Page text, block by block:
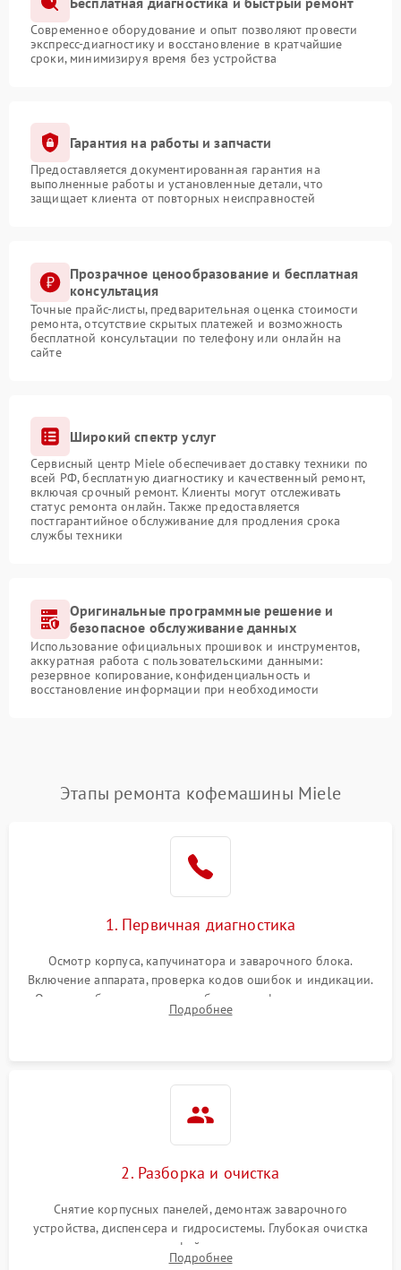
Современное оборудование и опыт позволяют провести
экспресс-диагностику и восстановление в кратчайшие
сроки, минимизируя время без устройства
Гарантия на работы и запчасти
Предоставляется документированная гарантия на
выполненные работы и установленные детали, что
защищает клиента от повторных неисправностей
Прозрачное ценообразование и бесплатная
консультация
Точные прайс-листы, предварительная оценка стоимости
ремонта, отсутствие скрытых платежей и возможность
бесплатной консультации по телефону или онлайн на
сайте
Широкий спектр услуг
Сервисный центр Miele обеспечивает доставку техники по
всей РФ, бесплатную диагностику и качественный ремонт,
включая срочный ремонт. Клиенты могут отслеживать
статус ремонта онлайн. Также предоставляется
постгарантийное обслуживание для продления срока
службы техники
Оригинальные программные решение и
безопасное обслуживание данных
Использование официальных прошивок и инструментов,
аккуратная работа с пользовательскими данными:
резервное копирование, конфиденциальность и
восстановление информации при необходимости
Этапы ремонта кофемашины Miele
1. Первичная диагностика
Осмотр корпуса, капучинатора и заварочного блока.
Включение аппарата, проверка кодов ошибок и индикации.
Оценка работы помпы, термоблока и кофемолки на слух.
Измерение температуры и давления воды для выявления
Подробнее
2. Разборка и очистка
Снятие корпусных панелей, демонтаж заварочного
устройства, диспенсера и гидросистемы. Глубокая очистка
внутренних узлов от кофейных масел, жмыха и накипи.
Промывка дренажных каналов и фильтров с использованием
Подробнее